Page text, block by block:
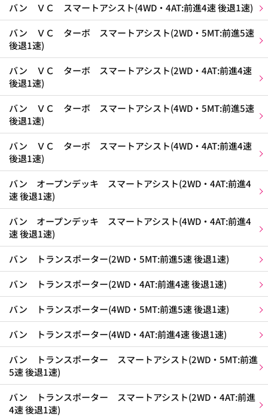
バン ＶＣ スマートアシスト(4WD・4AT:前進4速 後退1速)
バン ＶＣ ターボ スマートアシスト(2WD・5MT:前進5速
後退1速)
バン ＶＣ ターボ スマートアシスト(2WD・4AT:前進4速
後退1速)
バン ＶＣ ターボ スマートアシスト(4WD・5MT:前進5速
後退1速)
バン ＶＣ ターボ スマートアシスト(4WD・4AT:前進4速
後退1速)
バン オープンデッキ スマートアシスト(2WD・4AT:前進4
速 後退1速)
バン オープンデッキ スマートアシスト(4WD・4AT:前進4
速 後退1速)
バン トランスポーター(2WD・5MT:前進5速 後退1速)
バン トランスポーター(2WD・4AT:前進4速 後退1速)
バン トランスポーター(4WD・5MT:前進5速 後退1速)
バン トランスポーター(4WD・4AT:前進4速 後退1速)
バン トランスポーター スマートアシスト(2WD・5MT:前進
5速 後退1速)
バン トランスポーター スマートアシスト(2WD・4AT:前進
4速 後退1速)